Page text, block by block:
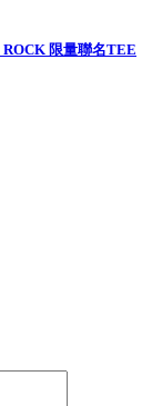
限量聯名TEE